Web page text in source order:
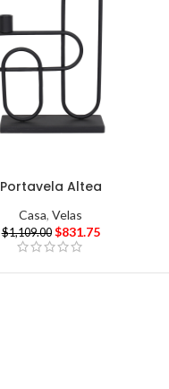
Portavela Altea
Casa,Velas
$1,109.00 $831.75